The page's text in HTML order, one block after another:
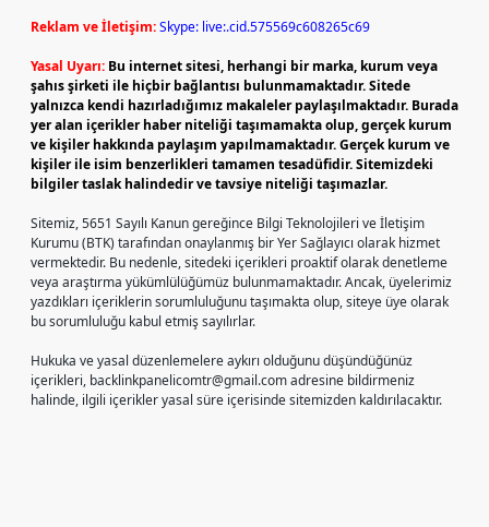
Reklam ve İletişim:Skype: live:.cid.575569c608265c69
Yasal Uyarı: Bu internet sitesi, herhangi bir marka, kurum veya
şahıs şirketi ile hiçbir bağlantısı bulunmamaktadır. Sitede
yalnızca kendi hazırladığımız makaleler paylaşılmaktadır. Burada
yer alan içerikler haber niteliği taşımamakta olup, gerçek kurum
ve kişiler hakkında paylaşım yapılmamaktadır. Gerçek kurum ve
kişiler ile isim benzerlikleri tamamen tesadüfidir. Sitemizdeki
bilgiler taslak halindedir ve tavsiye niteliği taşımazlar.
Sitemiz, 5651 Sayılı Kanun gereğince Bilgi Teknolojileri ve İletişim
Kurumu (BTK) tarafından onaylanmış bir Yer Sağlayıcı olarak hizmet
vermektedir. Bu nedenle, sitedeki içerikleri proaktif olarak denetleme
veya araştırma yükümlülüğümüz bulunmamaktadır. Ancak, üyelerimiz
yazdıkları içeriklerin sorumluluğunu taşımakta olup, siteye üye olarak
bu sorumluluğu kabul etmiş sayılırlar.
Hukuka ve yasal düzenlemelere aykırı olduğunu düşündüğünüz
içerikleri, backlinkpanelicomtr@gmail.comadresine bildirmeniz
halinde, ilgili içerikler yasal süre içerisinde sitemizden kaldırılacaktır.